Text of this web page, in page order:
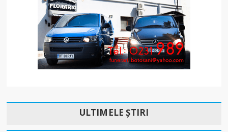
ULTIMELE ȘTIRI